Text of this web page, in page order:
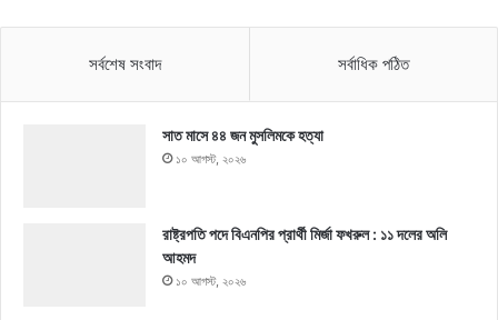
সর্বশেষ সংবাদ সর্বাধিক পঠিত
সাত মাসে ৪৪ জন মুসলিমকে হত্যা
১০ আগস্ট, ২০২৬
রাষ্ট্রপতি পদে বিএনপির প্রার্থী মির্জা ফখরুল : ১১ দলের অলি
আহমদ
১০ আগস্ট, ২০২৬